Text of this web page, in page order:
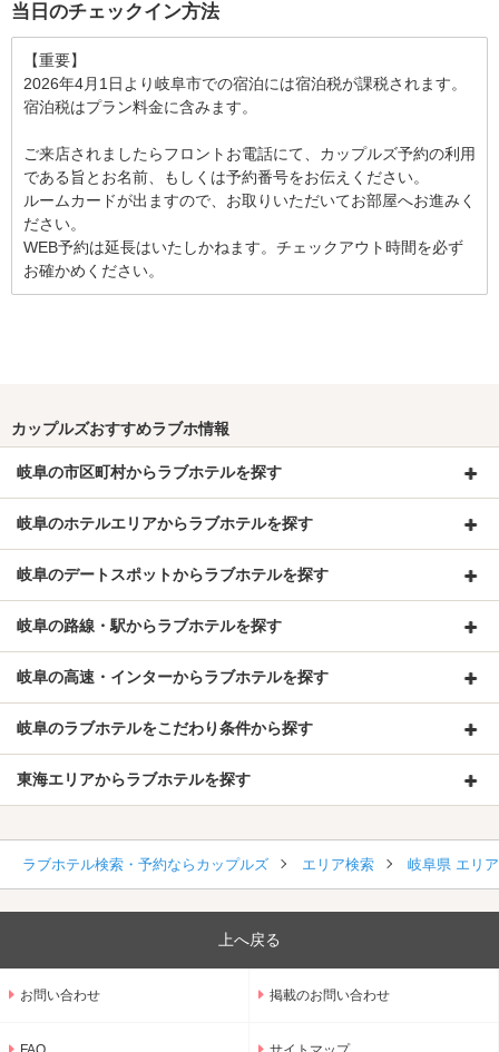
当日のチェックイン方法
【重要】
2026年4月1日より岐阜市での宿泊には宿泊税が課税されます。
宿泊税はプラン料金に含みます。
ご来店されましたらフロントお電話にて、カップルズ予約の利用
である旨とお名前、もしくは予約番号をお伝えください。
ルームカードが出ますので、お取りいただいてお部屋へお進みく
ださい。
WEB予約は延長はいたしかねます。チェックアウト時間を必ず
お確かめください。
カップルズおすすめラブホ情報
岐阜の市区町村からラブホテルを探す
岐阜のホテルエリアからラブホテルを探す
岐阜のデートスポットからラブホテルを探す
岐阜の路線・駅からラブホテルを探す
岐阜の高速・インターからラブホテルを探す
岐阜のラブホテルをこだわり条件から探す
東海エリアからラブホテルを探す
ラブホテル検索・予約ならカップルズ エリア検索 岐阜県 エリ
上へ戻る
お問い合わせ 掲載のお問い合わせ